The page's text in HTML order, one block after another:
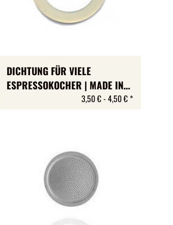
DICHTUNG FÜR VIELE
ESPRESSOKOCHER | MADE IN
3,50 € -4,50 € *